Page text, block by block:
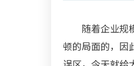
随着企业规
顿的局面的，因